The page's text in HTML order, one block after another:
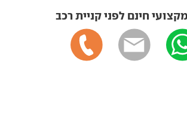
חינם לפני קניית רכב